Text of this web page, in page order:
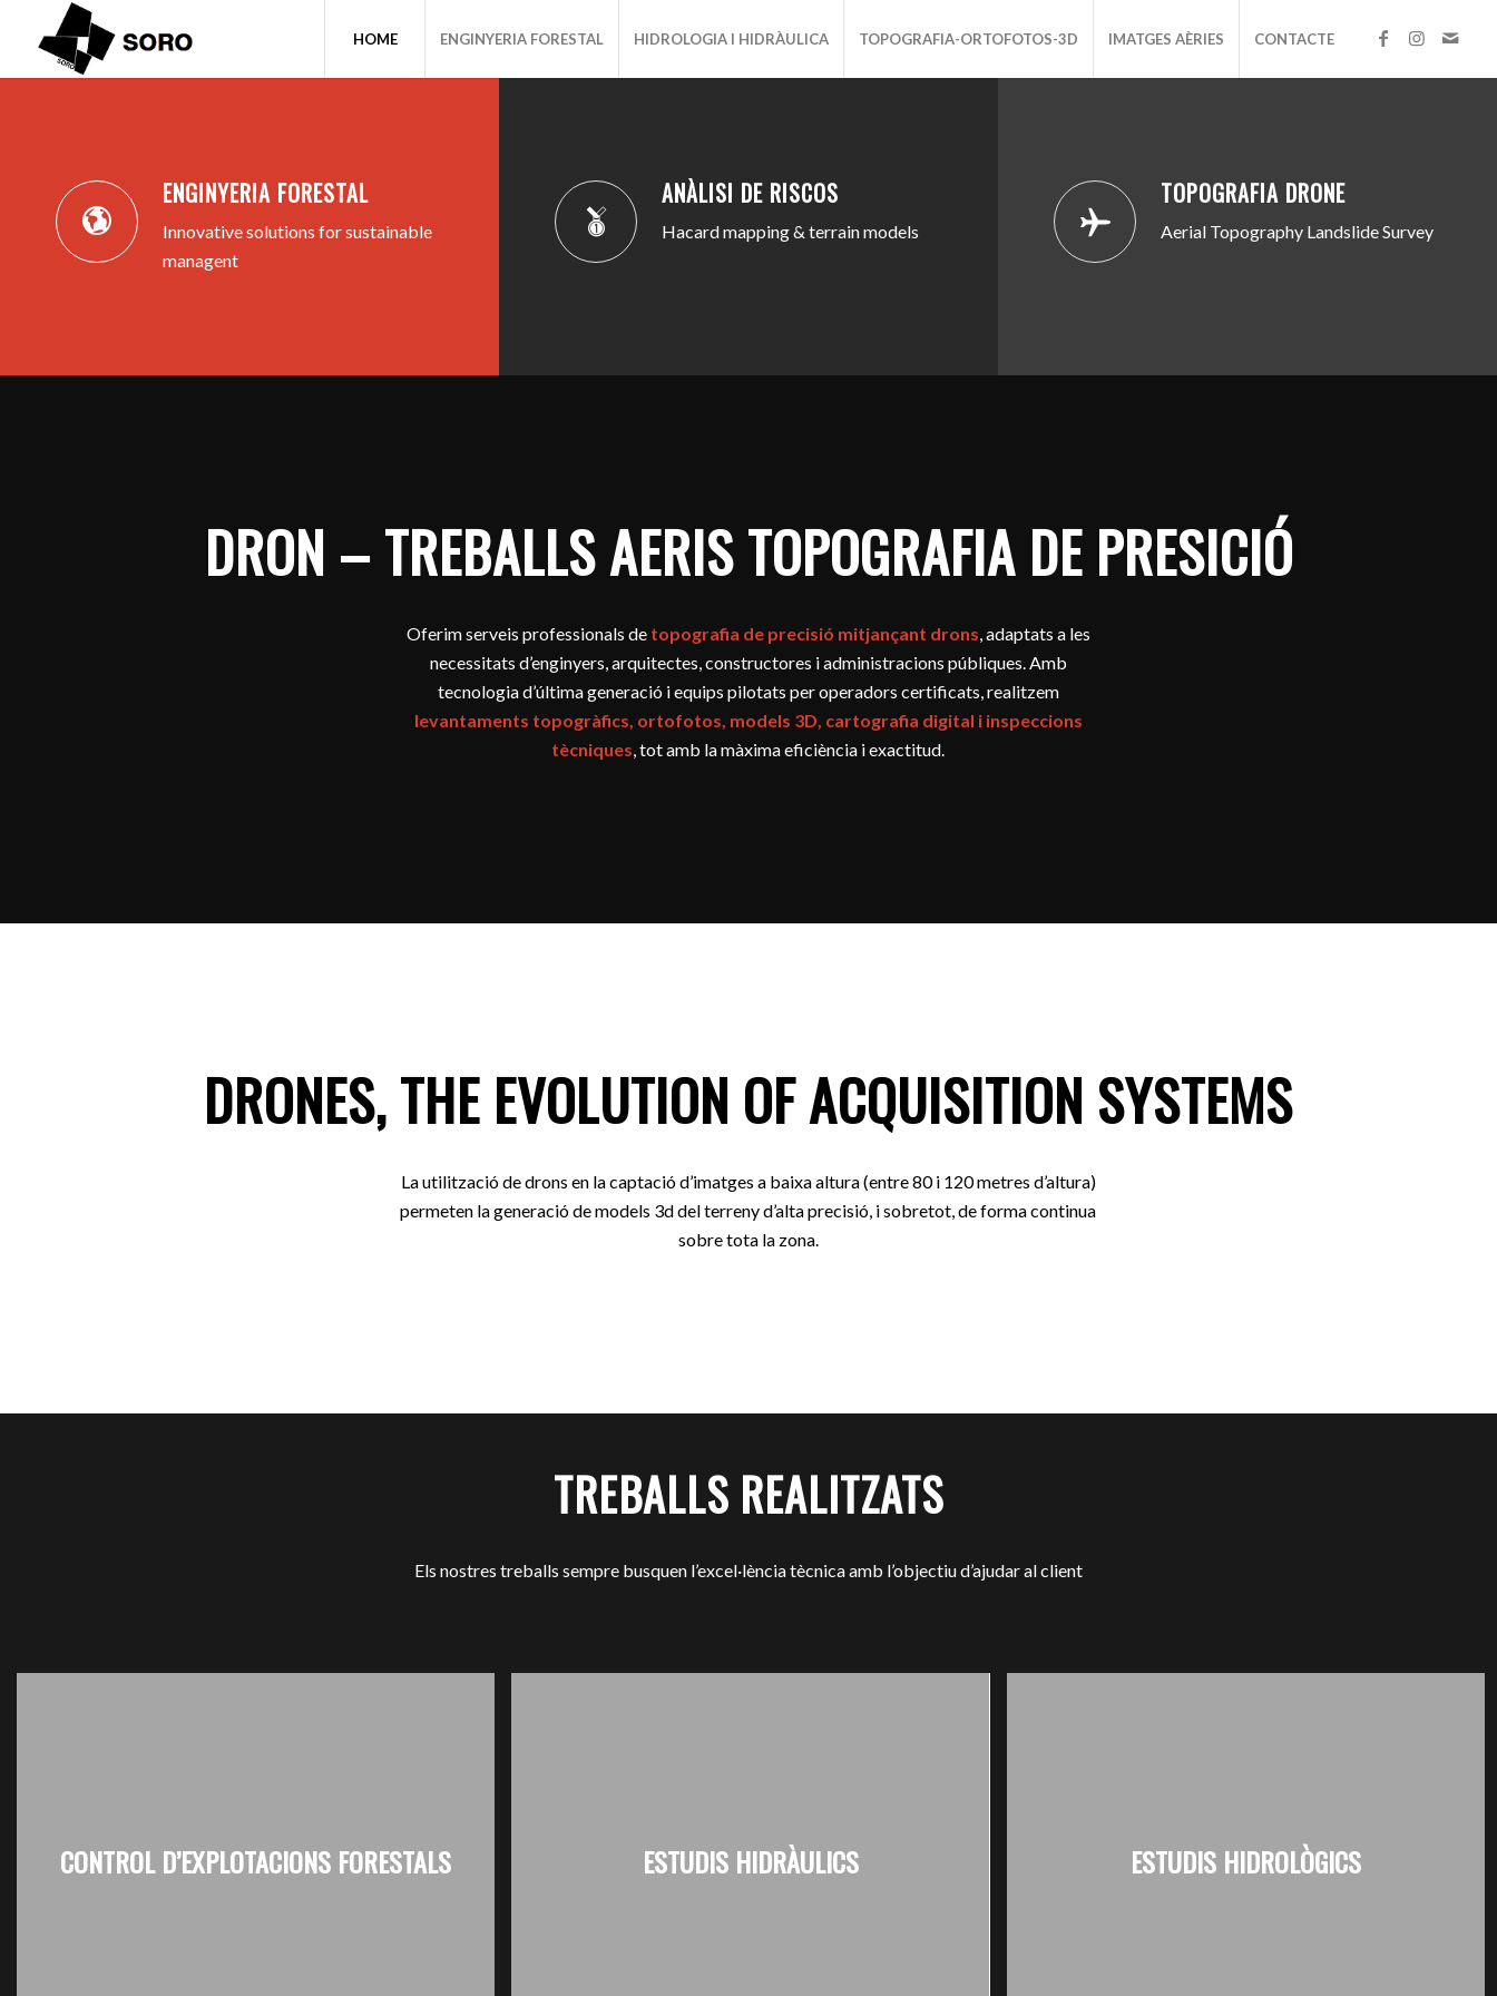
HOME ENGINYERIA FORESTAL HIDROLOGIA I HIDRÀULICA TOPOGRAFIA-ORTOFOTOS-3D IMATGES AÈRIES CONTACTE
ENGINYERIA FORESTAL
Innovative solutions for sustainable
managent
ANÀLISI DE RISCOS
Hacard mapping & terrain models
TOPOGRAFIA DRONE
Aerial Topography Landslide Survey
DRON – TREBALLS AERIS TOPOGRAFIA DE PRESICIÓ
Oferim serveis professionals de topografia de precisió mitjançant drons , adaptats a les
necessitats d’enginyers, arquitectes, constructores i administracions públiques. Amb
tecnologia d’última generació i equips pilotats per operadors certificats, realitzem
levantaments topogràfics, ortofotos, models 3D, cartografia digital i inspeccions
tècniques , tot amb la màxima eficiència i exactitud.
DRONES, THE EVOLUTION OF ACQUISITION SYSTEMS
La utilització de drons en la captació d’imatges a baixa altura (entre 80 i 120 metres d’altura)
permeten la generació de models 3d del terreny d’alta precisió, i sobretot, de forma continua
sobre tota la zona.
TREBALLS REALITZATS
Els nostres treballs sempre busquen l’excel·lència tècnica amb l’objectiu d’ajudar al client
CONTROL D’EXPLOTACIONS FORESTALS ESTUDIS HIDRÀULICS ESTUDIS HIDROLÒGICS